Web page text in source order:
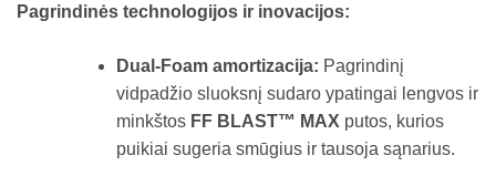
Pagrindinės technologijos ir inovacijos:
Dual-Foam amortizacija: Pagrindinį
vidpadžio sluoksnį sudaro ypatingai lengvos ir
minkštos FF BLAST™ MAX putos, kurios
puikiai sugeria smūgius ir tausoja sąnarius.